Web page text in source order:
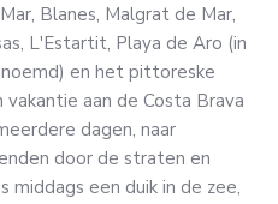
Blanes, Malgrat de Mar,
L'Estartit, Playa de Aro (in
en het pittoreske
vakantie aan de Costa Brava
dagen, naar
door de straten en
middags een duik in de zee,